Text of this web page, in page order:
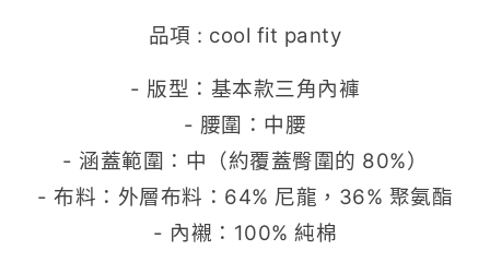
品項 : cool fit panty
- 版型：基本款三角內褲
- 腰圍：中腰
- 涵蓋範圍：中（約覆蓋臀圍的 80%）
- 布料：外層布料：64% 尼龍，36% 聚氨酯
- 內襯：100% 純棉